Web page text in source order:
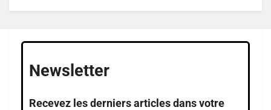
Newsletter
Recevez les derniers articles dans votre